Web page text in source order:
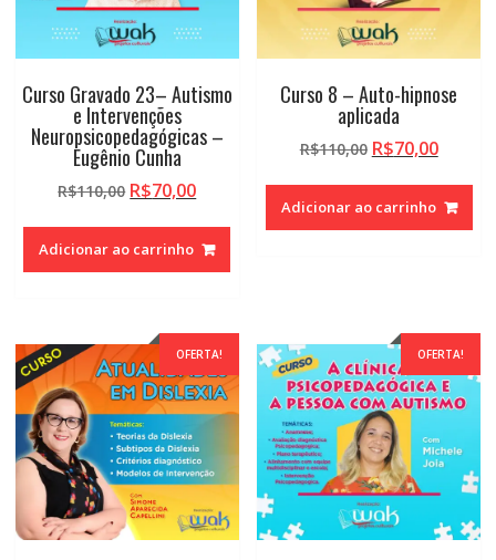
Curso Gravado 23– Autismo
e Intervenções
Neuropsicopedagógicas –
Eugênio Cunha
R$110,00 O
original
era:
R$70,00O
atual
é:
Adicionar ao carrinho
Curso 8 – Auto-hipnose
aplicada
R$110,00 O
original
era:
R$70,00O
atual
é:
Adicionar ao carrinho
OFERTA! OFERTA!